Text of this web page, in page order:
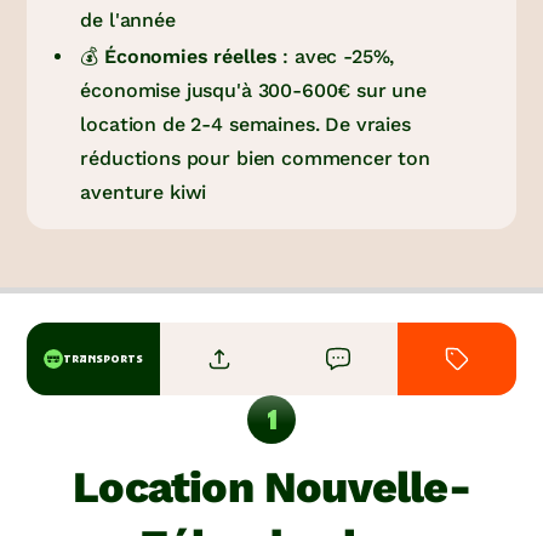
de l'année
💰 Économies réelles : avec -25%,
économise jusqu'à 300-600€ sur une
location de 2-4 semaines. De vraies
réductions pour bien commencer ton
aventure kiwi
TRANSPORTS
Location Nouvelle-